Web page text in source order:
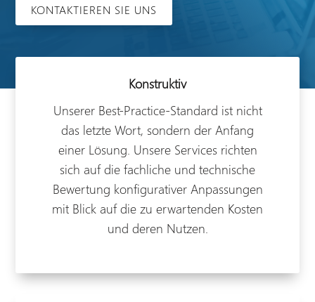
KONTAKTIEREN SIE UNS
Konstruktiv
Unserer Best-Practice-Standard ist nicht
das letzte Wort, sondern der Anfang
einer Lösung. Unsere Services richten
sich auf die fachliche und technische
Bewertung konfigurativer Anpassungen
mit Blick auf die zu erwartenden Kosten
und deren Nutzen.